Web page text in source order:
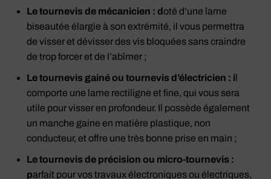
Le tournevis de mécanicien : doté d’une lame
biseautée élargie à son extrémité, il vous permettra
de visser et dévisser des vis bloquées sans craindre
de trop forcer et de l’abîmer ;
Le tournevis gainé ou tournevis d’électricien : il
comporte une lame rectiligne et fine, qui vous sera
utile pour visser en profondeur. Il possède également
un manche gaine en matière plastique, non
conducteur, et offre une très bonne prise en main ;
Le tournevis de précision ou micro-tournevis :
parfait pour vos travaux électroniques ou électriques,